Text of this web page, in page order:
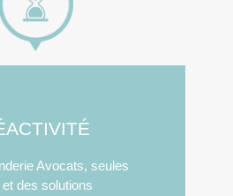
Avocats, seules
des solutions